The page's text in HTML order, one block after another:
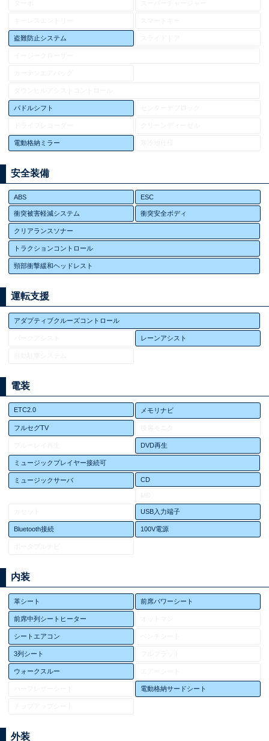
盗難防止システム
パドルシフト
電動格納ミラー
安全装備
ABS ESC
衝突被害軽減システム 衝突安全ボディ
クリアランスソナー
トラクションコントロール
頸部衝撃緩和ヘッドレスト
運転支援
アダプティブクルーズコントロール
レーンアシスト
電装
ETC2.0 メモリナビ
フルセグTV
DVD再生
ミュージックプレイヤー接続可
ミュージックサーバ CD
USB入力端子
Bluetooth接続 100V電源
内装
革シート 前席パワーシート
前席中列シートヒーター
シートエアコン
3列シート
ウォークスルー
電動格納サードシート
外装